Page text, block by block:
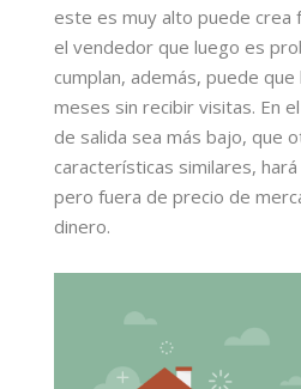
este es muy alto puede crea
el vendedor que luego es
cumplan, además, puede
meses sin recibir visitas. En
de salida sea más bajo, que
características similares,
pero fuera de precio de
dinero.